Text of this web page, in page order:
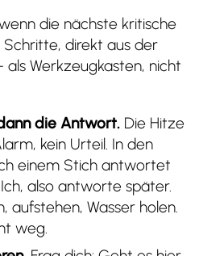
die nächste kritische
direkt aus der
Werkzeugkasten, nicht
die Antwort. Die Hitze
kein Urteil. In den
einem Stich antwortet
also antworte später.
aufstehen, Wasser holen.
weg.